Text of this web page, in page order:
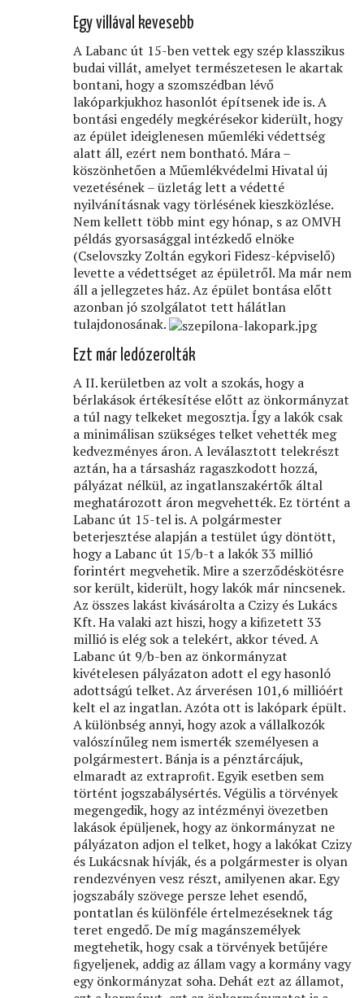
Egy villával kevesebb
A Labanc út 15-ben vettek egy szép klasszikus
budai villát, amelyet természetesen le akartak
bontani, hogy a szomszédban lévő
lakóparkjukhoz hasonlót építsenek ide is. A
bontási engedély megkérésekor kiderült, hogy
az épület ideiglenesen műemléki védettség
alatt áll, ezért nem bontható. Mára –
köszönhetően a Műemlékvédelmi Hivatal új
vezetésének – üzletág lett a védetté
nyilvánításnak vagy törlésének kieszközlése.
Nem kellett több mint egy hónap, s az OMVH
példás gyorsasággal intézkedő elnöke
(Cselovszky Zoltán egykori Fidesz-képviselő)
levette a védettséget az épületről. Ma már nem
áll a jellegzetes ház. Az épület bontása előtt
azonban jó szolgálatot tett hálátlan
tulajdonosának.
Ezt már ledózerolták
A II. kerületben az volt a szokás, hogy a
bérlakások értékesítése előtt az önkormányzat
a túl nagy telkeket megosztja. Így a lakók csak
a minimálisan szükséges telket vehették meg
kedvezményes áron. A leválasztott telekrészt
aztán, ha a társasház ragaszkodott hozzá,
pályázat nélkül, az ingatlanszakértők által
meghatározott áron megvehették. Ez történt a
Labanc út 15-tel is. A polgármester
beterjesztése alapján a testület úgy döntött,
hogy a Labanc út 15/b-t a lakók 33 millió
forintért megvehetik. Mire a szerződéskötésre
sor került, kiderült, hogy lakók már nincsenek.
Az összes lakást kivásárolta a Czizy és Lukács
Kft. Ha valaki azt hiszi, hogy a kiﬁzetett 33
millió is elég sok a telekért, akkor téved. A
Labanc út 9/b-ben az önkormányzat
kivételesen pályázaton adott el egy hasonló
adottságú telket. Az árverésen 101,6 millióért
kelt el az ingatlan. Azóta ott is lakópark épült.
A különbség annyi, hogy azok a vállalkozók
valószínűleg nem ismerték személyesen a
polgármestert. Bánja is a pénztárcájuk,
elmaradt az extraproﬁt. Egyik esetben sem
történt jogszabálysértés. Végülis a törvények
megengedik, hogy az intézményi övezetben
lakások épüljenek, hogy az önkormányzat ne
pályázaton adjon el telket, hogy a lakókat Czizy
és Lukácsnak hívják, és a polgármester is olyan
rendezvényen vesz részt, amilyenen akar. Egy
jogszabály szövege persze lehet esendő,
pontatlan és különféle értelmezéseknek tág
teret engedő. De míg magánszemélyek
megtehetik, hogy csak a törvények betűjére
ﬁgyeljenek, addig az állam vagy a kormány vagy
egy önkormányzat soha. Dehát ezt az államot,